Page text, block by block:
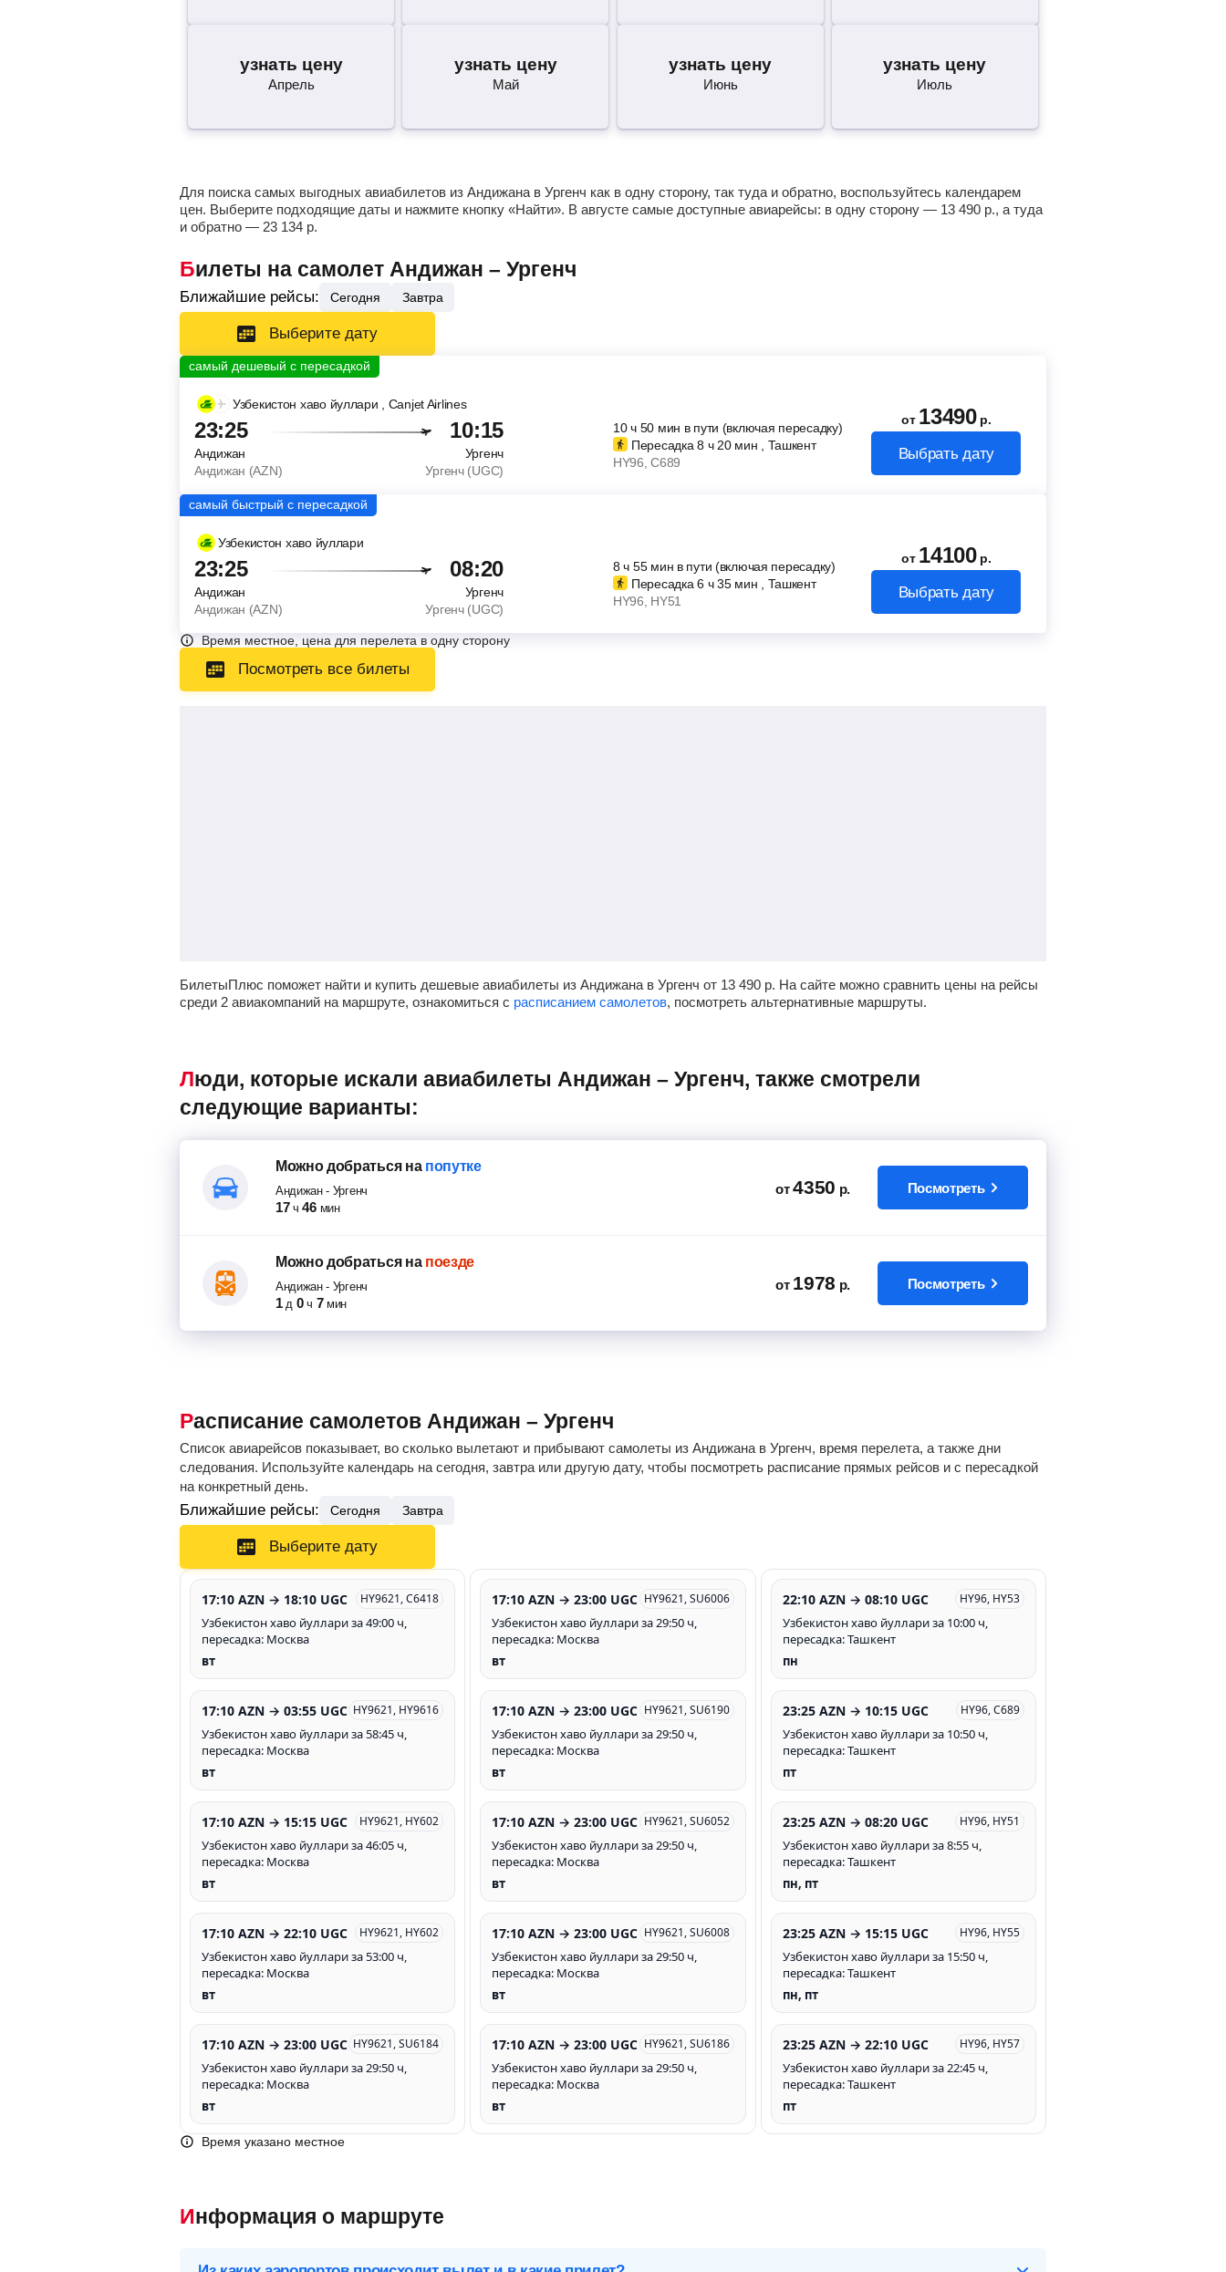
узнать цену
Апрель
узнать цену
Май
узнать цену
Июнь
узнать цену
Июль
Для поиска самых выгодных авиабилетов из Андижана в Ургенч как в одну сторону, так туда и обратно, воспользуйтесь календарем
цен. Выберите подходящие даты и нажмите кнопку «Найти». В августе самые доступные авиарейсы: в одну сторону — 13 490 р., а туда
и обратно — 23 134 р.
Билеты на самолет Андижан – Ургенч
Ближайшие рейсы: Сегодня Завтра
Выберите дату
Узбекистон хаво йуллари , Canjet Airlines
23:25 10:15
Андижан
Ургенч
Андижан (AZN)
Ургенч (UGC)
10ч50 мин в пути (включая пересадку)
Пересадка 8 ч20 мин , Ташкент
HY96 , C689
от 13490 р.
Выбрать дату
Узбекистон хаво йуллари
23:25 08:20
Андижан
Ургенч
Андижан (AZN)
Ургенч (UGC)
8ч 55 мин в пути (включая пересадку)
Пересадка 6 ч35 мин , Ташкент
HY96 , HY51
от 14100 р.
Выбрать дату
Время местное, цена для перелета в одну сторону
Посмотреть все билеты
БилетыПлюс поможет найти и купить дешевые авиабилеты из Андижана в Ургенч от 13 490 р. На сайте можно сравнить цены на рейсы
среди 2 авиакомпаний на маршруте, ознакомиться с расписанием самолетов, посмотреть альтернативные маршруты.
Люди, которые искали авиабилеты Андижан – Ургенч, также смотрели
следующие варианты:
Можно добратьсяна попутке
Андижан- Ургенч
17 ч 46 мин
от 4350 р. Посмотреть
Можно добратьсяна поезде
Андижан- Ургенч
1 д 0 ч 7 мин
от 1978 р. Посмотреть
Расписание самолетов Андижан – Ургенч
Список авиарейсов показывает, во сколько вылетают и прибывают самолеты из Андижана в Ургенч, время перелета, а также дни
следования. Используйте календарь на сегодня, завтра или другую дату, чтобы посмотреть расписание прямых рейсов и с пересадкой
на конкретный день.
Ближайшие рейсы: Сегодня Завтра
Выберите дату
17:10 AZN → 18:10 UGC HY9621, C6418
Узбекистон хаво йуллари за 49:00 ч,
пересадка: Москва
вт
17:10 AZN → 03:55 UGC HY9621, HY9616
Узбекистон хаво йуллари за 58:45 ч,
пересадка: Москва
вт
17:10 AZN → 15:15 UGC HY9621, HY602
Узбекистон хаво йуллари за 46:05 ч,
пересадка: Москва
вт
17:10 AZN → 22:10 UGC HY9621, HY602
Узбекистон хаво йуллари за 53:00 ч,
пересадка: Москва
вт
17:10 AZN → 23:00 UGC HY9621, SU6184
Узбекистон хаво йуллари за 29:50 ч,
пересадка: Москва
вт
17:10 AZN → 23:00 UGC HY9621, SU6006
Узбекистон хаво йуллари за 29:50 ч,
пересадка: Москва
вт
17:10 AZN → 23:00 UGC HY9621, SU6190
Узбекистон хаво йуллари за 29:50 ч,
пересадка: Москва
вт
17:10 AZN → 23:00 UGC HY9621, SU6052
Узбекистон хаво йуллари за 29:50 ч,
пересадка: Москва
вт
17:10 AZN → 23:00 UGC HY9621, SU6008
Узбекистон хаво йуллари за 29:50 ч,
пересадка: Москва
вт
17:10 AZN → 23:00 UGC HY9621, SU6186
Узбекистон хаво йуллари за 29:50 ч,
пересадка: Москва
вт
22:10 AZN → 08:10 UGC HY96, HY53
Узбекистон хаво йуллари за 10:00 ч,
пересадка: Ташкент
пн
23:25 AZN → 10:15 UGC HY96, C689
Узбекистон хаво йуллари за 10:50 ч,
пересадка: Ташкент
пт
23:25 AZN → 08:20 UGC HY96, HY51
Узбекистон хаво йуллари за 8:55 ч,
пересадка: Ташкент
пн, пт
23:25 AZN → 15:15 UGC HY96, HY55
Узбекистон хаво йуллари за 15:50 ч,
пересадка: Ташкент
пн, пт
23:25 AZN → 22:10 UGC HY96, HY57
Узбекистон хаво йуллари за 22:45 ч,
пересадка: Ташкент
пт
Время указано местное
Информация о маршруте